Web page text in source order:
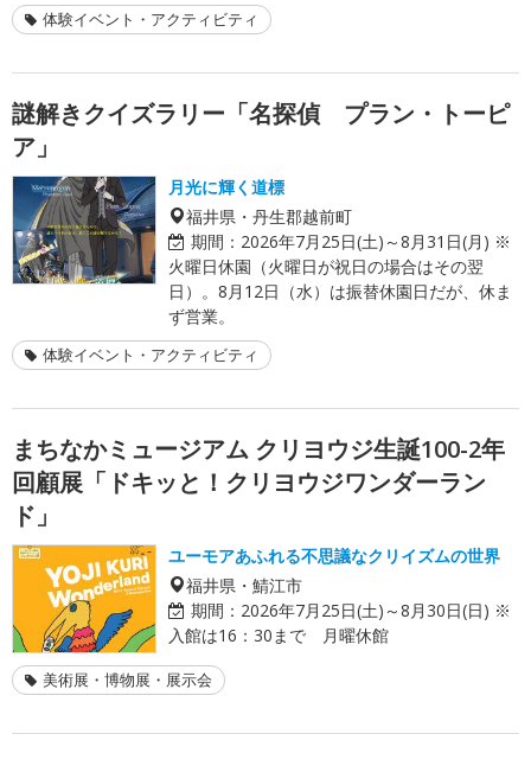
体験イベント・アクティビティ
謎解きクイズラリー「名探偵 プラン・トーピ
ア」
月光に輝く道標
福井県・丹生郡越前町
期間： 2026年7月25日(土)～8月31日(月) ※
火曜日休園（火曜日が祝日の場合はその翌
日）。8月12日（水）は振替休園日だが、休ま
ず営業。
体験イベント・アクティビティ
まちなかミュージアム クリヨウジ生誕100-2年
回顧展「ドキッと！クリヨウジワンダーラン
ド」
ユーモアあふれる不思議なクリイズムの世界
福井県・鯖江市
期間： 2026年7月25日(土)～8月30日(日) ※
入館は16：30まで 月曜休館
美術展・博物展・展示会